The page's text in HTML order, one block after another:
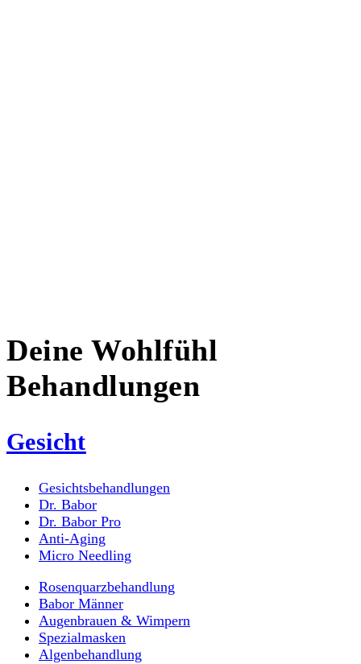
Deine Wohlfühl
Behandlungen
Gesicht
Gesichts­behandlungen
Dr. Babor
Dr. Babor Pro
Anti-Aging
Micro Needling
Rosenquarzbehandlung
Babor Männer
Augenbrauen & Wimpern
Spezialmasken
Algenbehandlung